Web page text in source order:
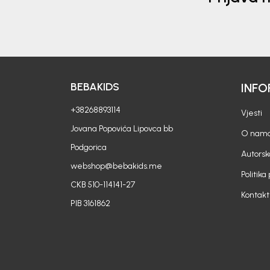
BEBAKIDS
+38268893114
Jovana Popovića Lipovca bb
Podgorica
webshop@bebakids.me
CKB 510-114141-27
PIB 3161862
Vjesti
O
Politika
Kontakt